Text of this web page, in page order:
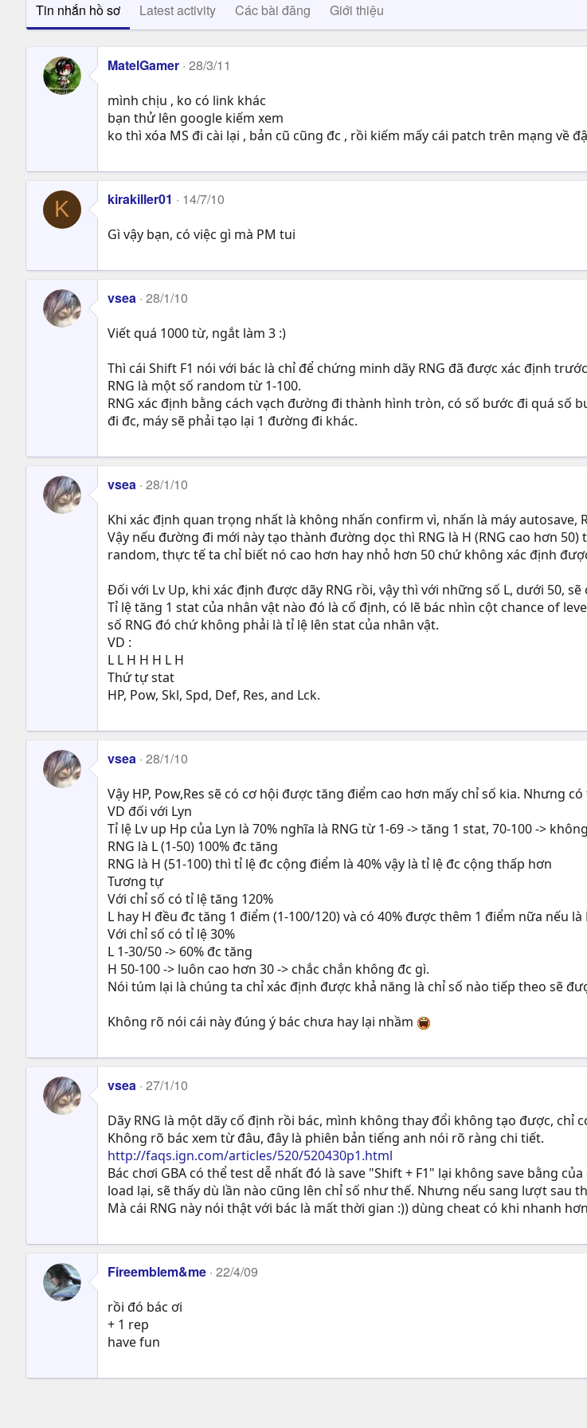
Tin nhắn hồ sơ Latest activity Các bài đăng Giới thiệu
MatelGamer 28/3/11
mình chịu , ko có link khác
bạn thử lên google kiếm xem
ko thì xóa MS đi cài lại , bản cũ cũng đc , rồi kiếm mấy cái patch trên mạng về
K kirakiller01 14/7/10
Gì vậy bạn, có việc gì mà PM tui
vsea 28/1/10
Viết quá 1000 từ, ngắt làm 3 :)
Thì cái Shift F1 nói với bác là chỉ để chứng minh dãy RNG đã được xác định
RNG là một số random từ 1-100.
RNG xác định bằng cách vạch đường đi thành hình tròn, có số bước đi quá số
đi đc, máy sẽ phải tạo lại 1 đường đi khác.
vsea 28/1/10
Khi xác định quan trọng nhất là không nhấn confirm vì, nhấn là máy autosave,
Vậy nếu đường đi mới này tạo thành đường dọc thì RNG là H (RNG cao hơn
random, thực tế ta chỉ biết nó cao hơn hay nhỏ hơn 50 chứ không xác định
Đối với Lv Up, khi xác định được dãy RNG rồi, vậy thì với những số L, dưới 50,
Tỉ lệ tăng 1 stat của nhân vật nào đó là cố định, có lẽ bác nhìn cột chance of
số RNG đó chứ không phải là tỉ lệ lên stat của nhân vật.
VD :
L L H H H L H
Thứ tự stat
HP, Pow, Skl, Spd, Def, Res, and Lck.
vsea 28/1/10
Vậy HP, Pow,Res sẽ có cơ hội được tăng điểm cao hơn mấy chỉ số kia. Nhưng
VD đối với Lyn
Tỉ lệ Lv up Hp của Lyn là 70% nghĩa là RNG từ 1-69 -> tăng 1 stat, 70-100 ->
RNG là L (1-50) 100% đc tăng
RNG là H (51-100) thì tỉ lệ đc cộng điểm là 40% vậy là tỉ lệ đc cộng thấp hơn
Tương tự
Với chỉ số có tỉ lệ tăng 120%
L hay H đều đc tăng 1 điểm (1-100/120) và có 40% được thêm 1 điểm nữa nếu là
Với chỉ số có tỉ lệ 30%
L 1-30/50 -> 60% đc tăng
H 50-100 -> luôn cao hơn 30 -> chắc chắn không đc gì.
Nói túm lại là chúng ta chỉ xác định được khả năng là chỉ số nào tiếp theo sẽ
Không rõ nói cái này đúng ý bác chưa hay lại nhầm
vsea 27/1/10
Dãy RNG là một dãy cố định rồi bác, mình không thay đổi không tạo được, chỉ
Không rõ bác xem từ đâu, đây là phiên bản tiếng anh nói rõ ràng chi tiết.
http://faqs.ign.com/articles/520/520430p1.html
Bác chơi GBA có thể test dễ nhất đó là save "Shift + F1" lại không save bằng
load lại, sẽ thấy dù lần nào cũng lên chỉ số như thế. Nhưng nếu sang lượt sau
Mà cái RNG này nói thật với bác là mất thời gian :)) dùng cheat có khi nhanh
Fireemblem&me 22/4/09
rồi đó bác ơi
+ 1 rep
have fun